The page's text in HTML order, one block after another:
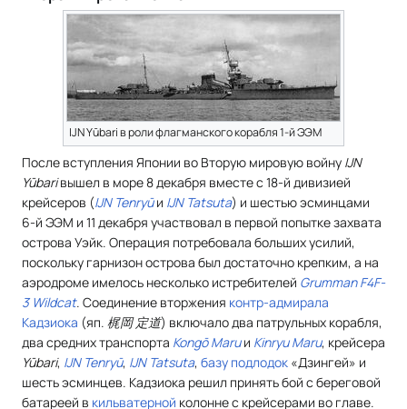
IJN Yūbari в роли флагманского корабля 1-й ЭЭМ
После вступления Японии во Вторую мировую войну IJN
Yūbariвышел в море 8 декабря вместе с 18-й дивизией
крейсеров (IJN Tenryūи IJN Tatsuta) и шестью эсминцами
6-й ЭЭМ и 11 декабря участвовал в первой попытке захвата
острова Уэйк. Операция потребовала больших усилий,
поскольку гарнизон острова был достаточно крепким, а на
аэродроме имелось несколько истребителей Grumman F4F-
3 Wildcat. Соединение вторжения контр-адмирала
Кадзиока (яп. 梶岡 定道) включало два патрульных корабля,
два средних транспорта Kongō Maruи Kinryu Maru, крейсера
Yūbari, IJN Tenryū, IJN Tatsuta, базу подлодок «Дзингей» и
шесть эсминцев. Кадзиока решил принять бой с береговой
батареей в кильватерной колонне с крейсерами во главе.